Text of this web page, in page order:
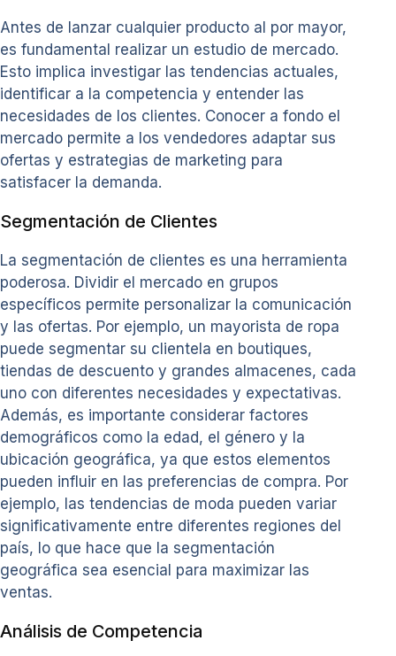
Antes de lanzar cualquier producto al por mayor,
es fundamental realizar un estudio de mercado.
Esto implica investigar las tendencias actuales,
identificar a la competencia y entender las
necesidades de los clientes. Conocer a fondo el
mercado permite a los vendedores adaptar sus
ofertas y estrategias de marketing para
satisfacer la demanda.
Segmentación de Clientes
La segmentación de clientes es una herramienta
poderosa. Dividir el mercado en grupos
específicos permite personalizar la comunicación
y las ofertas. Por ejemplo, un mayorista de ropa
puede segmentar su clientela en boutiques,
tiendas de descuento y grandes almacenes, cada
uno con diferentes necesidades y expectativas.
Además, es importante considerar factores
demográficos como la edad, el género y la
ubicación geográfica, ya que estos elementos
pueden influir en las preferencias de compra. Por
ejemplo, las tendencias de moda pueden variar
significativamente entre diferentes regiones del
país, lo que hace que la segmentación
geográfica sea esencial para maximizar las
ventas.
Análisis de Competencia